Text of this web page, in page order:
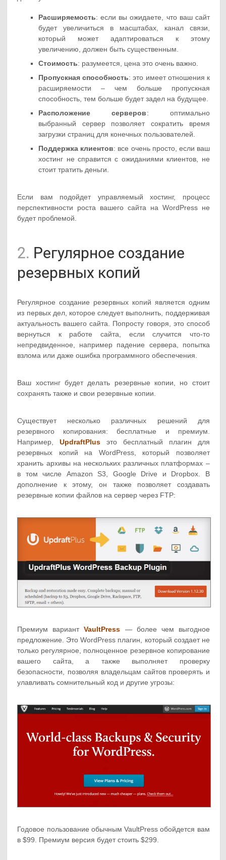
Расширяемость: если вы ожидаете, что ваш сайт
будет увеличиться в масштабах, канал связи,
который может адаптироваться к этому
увеличению, должен быть существенным.
Стоимость: разумеется, цена это очень важно.
Пропускная способность: это имеет отношения к
расширяемости – чем больше пропускная
способность, тем больше будет задел на будущее.
Расположение серверов: оптимально
выбранный сервер позволяет сократить время
загрузки страниц для конечных пользователей.
Поддержка клиентов: все очень просто, если ваш
хостинг не справится с ожиданиями клиентов, не
стоит тратить деньги.
Если вам подойдет управляемый хостинг, процесс
перспективности роста вашего сайта на WordPress не
будет проблемой.
2. Регулярное создание
резервных копий
Регулярное создание резервных копий является одним
из первых дел, которое следует выполнить, поддерживая
актуальность вашего сайта. Попросту говоря, это способ
вернуться к работе сайта, если случится что-то
непредвиденное, например падение сервера, попытка
взлома или даже ошибка программного обеспечения.
Ваш хостинг будет делать резервные копии, но стоит
сохранять также и свои резервные копии.
Существует несколько различных решений для
резервного копирования: бесплатные и премиум.
Например,UpdraftPlus это бесплатный плагин для
резервных копий на WordPress, который позволяет
хранить архивы на нескольких различных платформах –
в том числе Amazon S3, Google Drive и Dropbox. В
дополнение к этому, он также позволяет создавать
резервные копии файлов на сервер через FTP:
Премиум вариантVaultPress — более чем выгодное
предложение. Это WordPress плагин, который создает не
только регулярное, полноценное резервное копирование
вашего сайта, а также выполняет проверку
безопасности, позволяя владельцам сайтов проверять и
улавливать сомнительный код и другие угрозы:
Годовое пользование обычным VaultPress обойдется вам
в $99. Премиум версия будет стоить $299.